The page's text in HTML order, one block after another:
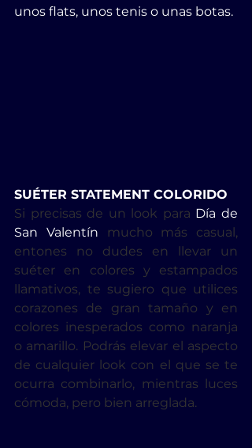
unos flats, unos tenis o unas botas.
SUÉTER STATEMENT COLORIDO
Si precisas de un look para Día de
San Valentín mucho más casual,
entones no dudes en llevar un
suéter en colores y estampados
llamativos, te sugiero que utilices
corazones de gran tamaño y en
colores inesperados como naranja
o amarillo. Podrás elevar el aspecto
de cualquier look con el que se te
ocurra combinarlo, mientras luces
cómoda, pero bien arreglada.